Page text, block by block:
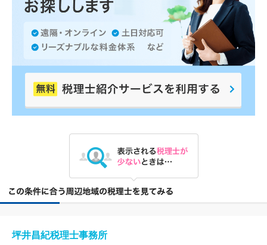
坪井昌紀税理士事務所